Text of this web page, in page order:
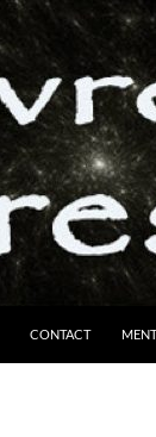
CONTACT